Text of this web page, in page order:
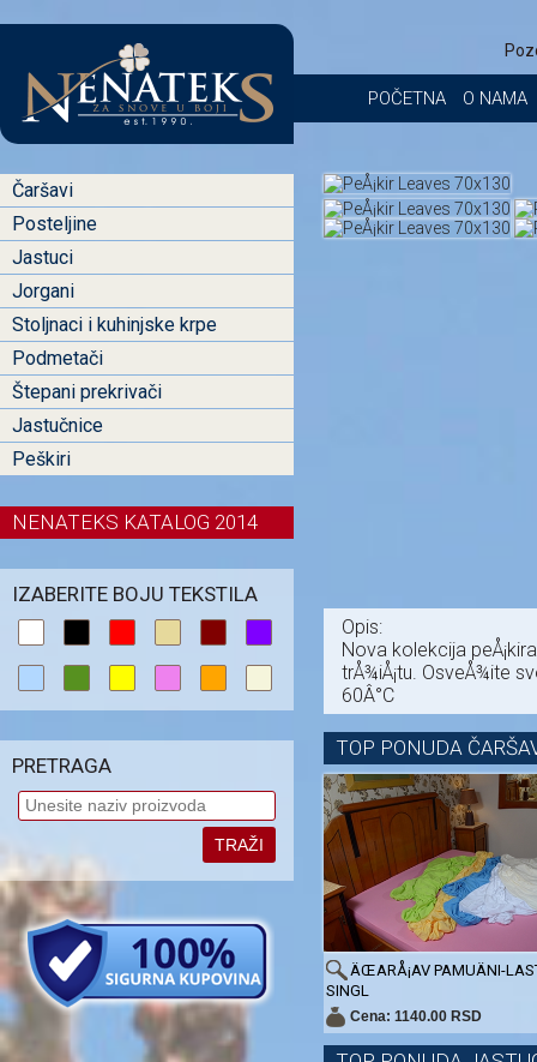
POČETNA O NAMA
Opis:
Nova kolekcija
trÅ¾iÅ¡tu. OsveÅ¾ite
60Â°C
TOP PONUDA
ÄŒARÅ¡AV PAMUÄNI-
SINGL
Cena: 1140.00 RSD
Čaršavi
Posteljine
Jastuci
Jorgani
Stoljnaci i kuhinjske krpe
Podmetači
Štepani prekrivači
Jastučnice
Peškiri
NENATEKS KATALOG 2014
IZABERITE BOJU TEKSTILA
PRETRAGA
TRAŽI